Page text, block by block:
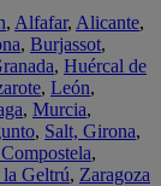
, Alfafar, Alicante,
, Burjassot,
, Huércal de
, León,
, Murcia,
, Salt, Girona,
,
Geltrú, Zaragoza